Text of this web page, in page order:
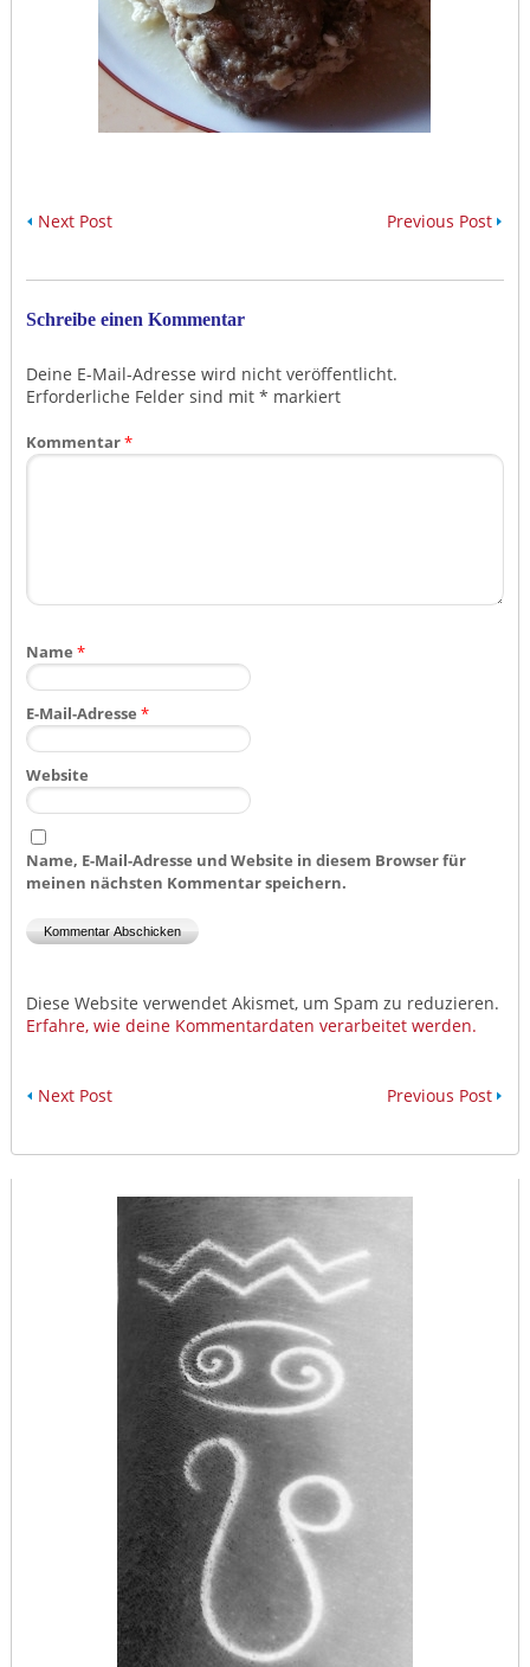
Next Post Previous Post
Schreibe einen Kommentar
Deine E-Mail-Adresse wird nicht veröffentlicht.
Erforderliche Felder sind mit * markiert
Kommentar*
Name *
E-Mail-Adresse *
Website
Name, E-Mail-Adresse und Website in diesem Browser für
meinen nächsten Kommentar speichern.
Diese Website verwendet Akismet, um Spam zu reduzieren.
Erfahre, wie deine Kommentardaten verarbeitet werden.
Next Post Previous Post